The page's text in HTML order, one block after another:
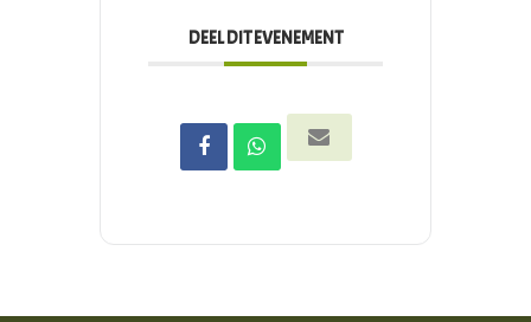
DEEL DIT EVENEMENT